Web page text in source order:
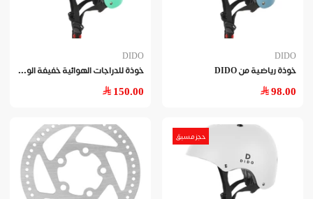
DIDO
خوذة رياضية من DIDO
98.00
DIDO
خوذ
ة للدراجات الهوائية خفيفة الوزن و تصميم مثالي من دايدو
150.00
حجز مسبق